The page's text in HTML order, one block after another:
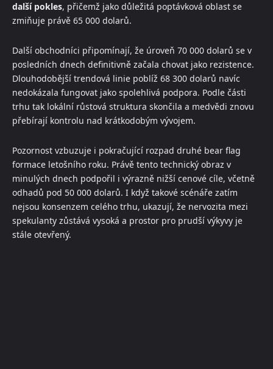
další pokles, přičemž jako důležitá poptávková oblast se
zmiňuje právě 65 000 dolarů.
Další obchodníci připomínají, že úroveň 70 000 dolarů se v
posledních dnech definitivně začala chovat jako rezistence.
Dlouhodobější trendová linie poblíž 68 300 dolarů navíc
nedokázala fungovat jako spolehlivá podpora. Podle části
trhu tak lokální růstová struktura skončila a medvědi znovu
přebírají kontrolu nad krátkodobým vývojem.
Pozornost vzbuzuje i pokračující rozpad druhé bear flag
formace letošního roku. Právě tento technický obraz v
minulých dnech podpořil i výrazně nižší cenové cíle, včetně
odhadů pod 50 000 dolarů. I když takové scénáře zatím
nejsou konsenzem celého trhu, ukazují, že nervozita mezi
spekulanty zůstává vysoká a prostor pro prudší výkyvy je
stále otevřený.